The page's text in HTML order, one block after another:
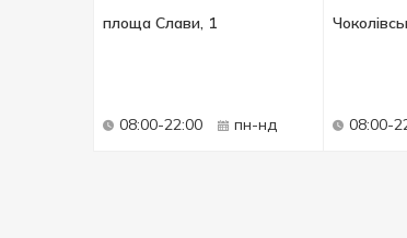
площа Слави, 1
08:00-22:00 пн-нд 08:00-